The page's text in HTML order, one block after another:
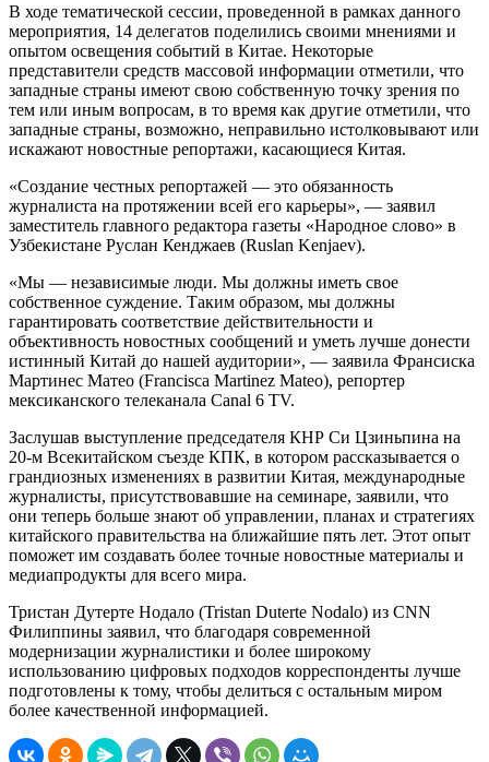
В ходе тематической сессии, проведенной в рамках данного
мероприятия, 14 делегатов поделились своими мнениями и
опытом освещения событий в Китае. Некоторые
представители средств массовой информации отметили, что
западные страны имеют свою собственную точку зрения по
тем или иным вопросам, в то время как другие отметили, что
западные страны, возможно, неправильно истолковывают или
искажают новостные репортажи, касающиеся Китая.
«Создание честных репортажей — это обязанность
журналиста на протяжении всей его карьеры», — заявил
заместитель главного редактора газеты «Народное слово» в
Узбекистане Руслан Кенджаев (Ruslan Kenjaev).
«Мы — независимые люди. Мы должны иметь свое
собственное суждение. Таким образом, мы должны
гарантировать соответствие действительности и
объективность новостных сообщений и уметь лучше донести
истинный Китай до нашей аудитории», — заявила Франсиска
Мартинес Матео (Francisca Martinez Mateo), репортер
мексиканского телеканала Canal 6 TV.
Заслушав выступление председателя КНР Си Цзиньпина на
20-м Всекитайском съезде КПК, в котором рассказывается о
грандиозных изменениях в развитии Китая, международные
журналисты, присутствовавшие на семинаре, заявили, что
они теперь больше знают об управлении, планах и стратегиях
китайского правительства на ближайшие пять лет. Этот опыт
поможет им создавать более точные новостные материалы и
медиапродукты для всего мира.
Тристан Дутерте Нодало (Tristan Duterte Nodalo) из CNN
Филиппины заявил, что благодаря современной
модернизации журналистики и более широкому
использованию цифровых подходов корреспонденты лучше
подготовлены к тому, чтобы делиться с остальным миром
более качественной информацией.